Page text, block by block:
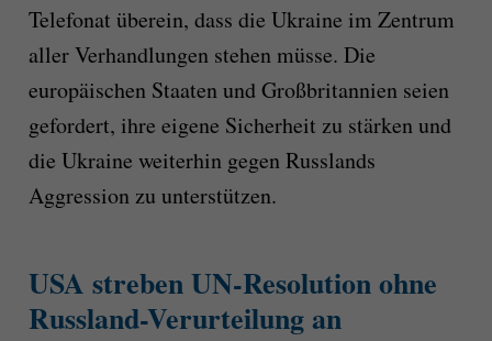
Telefonat überein, dass die Ukraine im Zentrum
aller Verhandlungen stehen müsse. Die
europäischen Staaten und Großbritannien seien
gefordert, ihre eigene Sicherheit zu stärken und
die Ukraine weiterhin gegen Russlands
Aggression zu unterstützen.
USA streben UN-Resolution ohne
Russland-Verurteilung an